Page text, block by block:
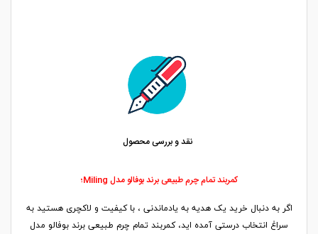
نقد و بررسی محصول
کمربند تمام چرم طبیعی برند بوفالو مدل Miling؛
اگر به دنبال خرید یک هدیه به یادماندنی ، با کیفیت و لاکچری هستید به
سراغ انتخاب درستی آمده اید، کمربند تمام چرم طبیعی برند بوفالو مدل